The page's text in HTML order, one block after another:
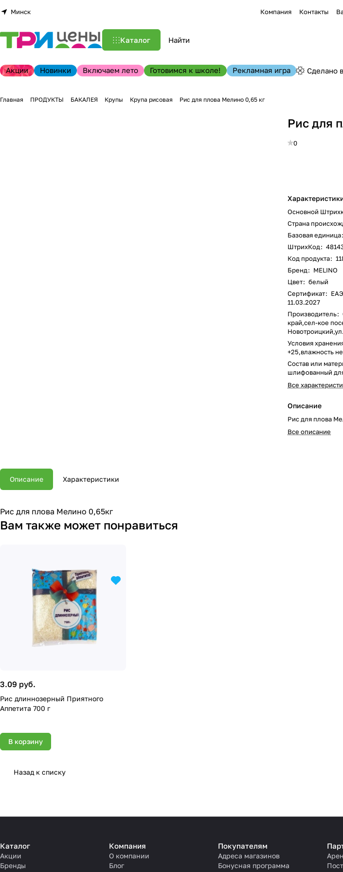
Минск Компания Контакты
Каталог
Акции Новинки Включаем лето Готовимся к школе! Рекламная игра Сделано
Главная ПРОДУКТЫ БАКАЛЕЯ Крупы Крупа рисовая Рис для плова Мелино 0,65 кг
Рис для
0
Основной
Страна
Базовая единица:
ШтрихКод:
Код продукта:
Бренд: MELINO
Цвет: белый
Сертификат:
11.03.2027
Производитель:
край,сел-кое
Условия
+25,влажность
Состав или
шлифованный
Все
Описание
Рис для плова
Все описание
Описание Характеристики
Рис для плова Мелино 0,65кг
Вам также может понравиться
3.09 руб.
Рис длиннозерный Приятного
Аппетита 700 г
В корзину
Назад к списку
Каталог
Акции
Бренды
Компания
О компании
Блог
Покупателям
Адреса магазинов
Бонусная программа